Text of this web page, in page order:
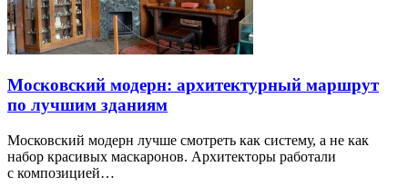
Московский модерн: архитектурный маршрут
по лучшим зданиям
Московский модерн лучше смотреть как систему, а не как
набор красивых маскаронов. Архитекторы работали
с композицией…